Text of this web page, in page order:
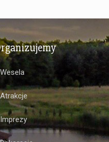
Wesela
Atrakcje
Imprezy